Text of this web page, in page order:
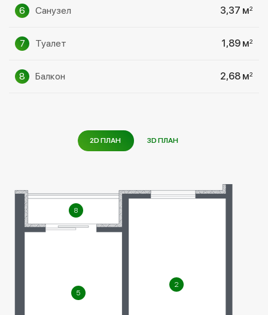
6 Cанузел 3,37 м2
7 Туалет 1,89 м2
8 Балкон 2,68 м2
2D ПЛАН 3D ПЛАН
2
5
8